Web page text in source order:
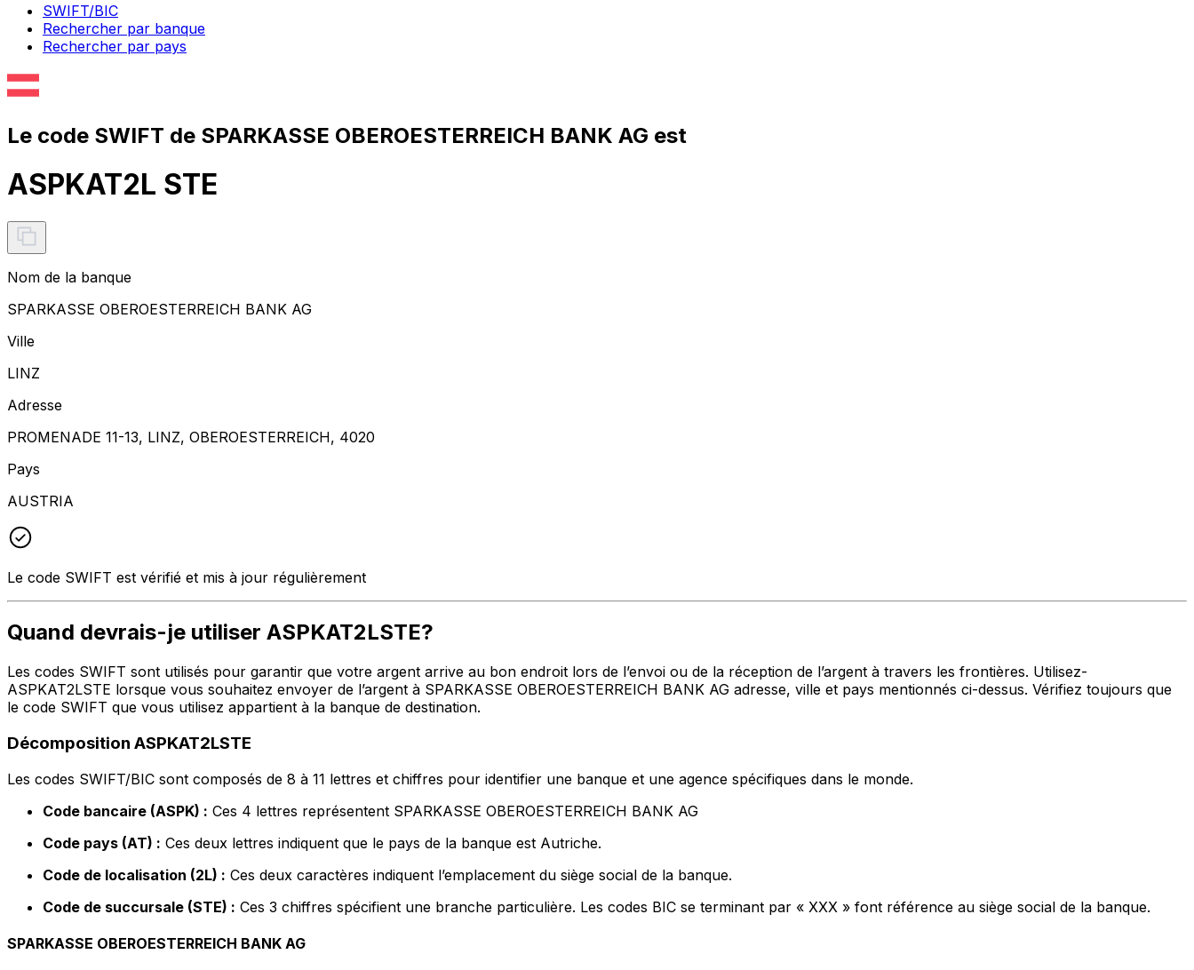
SWIFT/BIC
Rechercher par banque
Rechercher par pays
Le code SWIFT de SPARKASSE OBEROESTERREICH BANK AG est
ASPKAT2L STE
Nom de la banque
SPARKASSE OBEROESTERREICH BANK AG
Ville
LINZ
Adresse
PROMENADE 11-13, LINZ, OBEROESTERREICH, 4020
Pays
AUSTRIA
Le code SWIFT est vérifié et mis à jour régulièrement
Quand devrais-je utiliser ASPKAT2LSTE?
Les codes SWIFT sont utilisés pour garantir que votre argent arrive au bon endroit lors de l’envoi ou de la réception de l’argent à travers les frontières. Utilisez-
ASPKAT2LSTE lorsque vous souhaitez envoyer de l’argent à SPARKASSE OBEROESTERREICH BANK AG adresse, ville et pays mentionnés ci-dessus. Vérifiez toujours que
le code SWIFT que vous utilisez appartient à la banque de destination.
Décomposition ASPKAT2LSTE
Les codes SWIFT/BIC sont composés de 8 à 11 lettres et chiffres pour identifier une banque et une agence spécifiques dans le monde.
Code bancaire (ASPK) : Ces 4 lettres représentent SPARKASSE OBEROESTERREICH BANK AG
Code pays (AT) : Ces deux lettres indiquent que le pays de la banque est Autriche.
Code de localisation (2L) : Ces deux caractères indiquent l’emplacement du siège social de la banque.
Code de succursale (STE) : Ces 3 chiffres spécifient une branche particulière. Les codes BIC se terminant par « XXX » font référence au siège social de la banque.
SPARKASSE OBEROESTERREICH BANK AG